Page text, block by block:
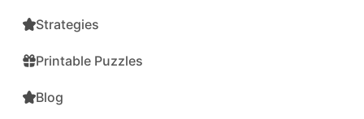
Strategies
Printable Puzzles
Blog